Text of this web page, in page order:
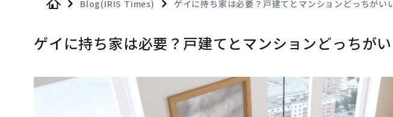
Blog(IRIS Times) ゲイに持ち家は必要？戸建てとマンションどっちがい
ゲイに持ち家は必要？戸建てとマンションどっちが